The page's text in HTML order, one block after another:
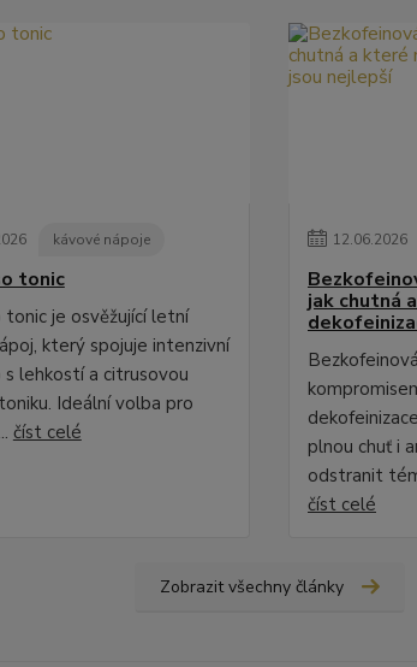
kávové nápoje
tonic
tonic je osvěžující letní
který spojuje intenzivní
s lehkostí a citrusovou
Ideální volba pro
číst celé
12.06.2026
jak chutná
plnou chuť i
odstranit
číst celé
Zobrazit všechny články